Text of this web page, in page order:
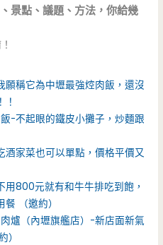
景點、議題、方法，你給幾
稱它為中壢最強焢肉飯，還沒
-不起眼的鐵皮小攤子，炒麵跟
家菜也可以單點，價格平價又
800元就有和牛牛排吃到飽，
（邀約）
爐（內壢旗艦店）-新店面新氣
）